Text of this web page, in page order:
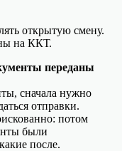
открытую смену.
на ККТ.
переданы
сначала нужно
отправки.
потом
были
после.